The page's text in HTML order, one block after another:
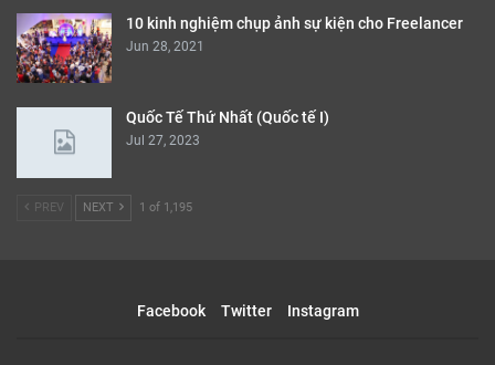
10 kinh nghiệm chụp ảnh sự kiện cho Freelancer
Jun 28, 2021
Quốc Tế Thứ Nhất (Quốc tế I)
Jul 27, 2023
PREV NEXT 1 of 1,195
Facebook Twitter Instagram